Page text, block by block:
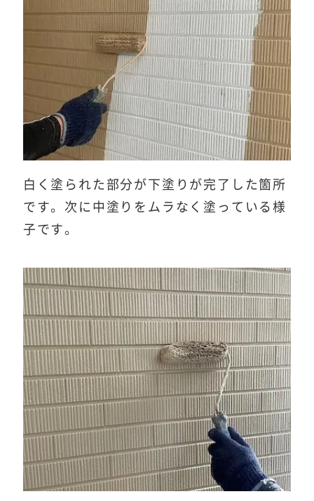
白く塗られた部分が下塗りが完了した箇所
です。次に中塗りをムラなく塗っている様
子です。